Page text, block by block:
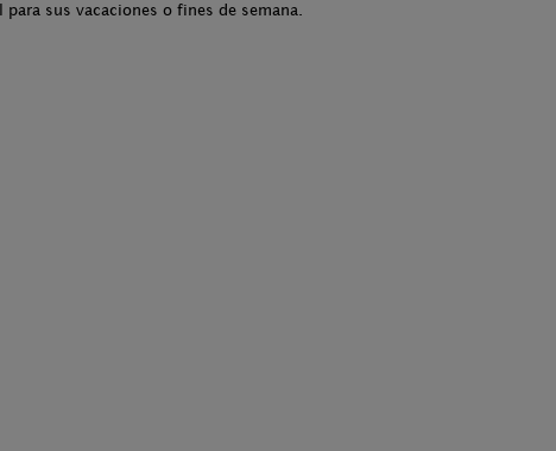
para sus vacaciones o fines de semana.